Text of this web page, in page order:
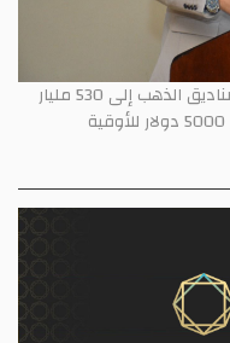
مليارات دولار تدفقات جديدة ترفع أصول صناديق الذهب إلى 530 مليار